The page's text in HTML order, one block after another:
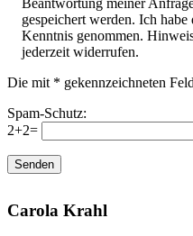
Beantwortung meiner
gespeichert werden. Ich habe
Kenntnis genommen.
jederzeit widerrufen.
Die mit * gekennzeichneten
Spam-Schutz:
2+2=
Carola Krahl